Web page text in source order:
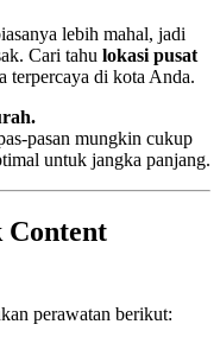
lebih mahal, jadi
Cari tahu lokasi pusat
terpercaya di kota Anda.
pasan mungkin cukup
untuk jangka panjang.
Content
perawatan berikut: